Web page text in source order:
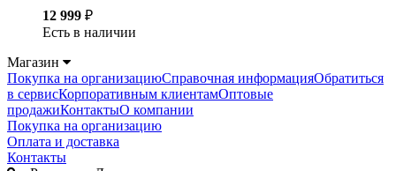
12 999 ₽
Есть в наличии
Магазин
Покупка на организациюСправочная информацияОбратиться
в сервисКорпоративным клиентамОптовые
продажиКонтактыО компании
Покупка на организацию
Оплата и доставка
Контакты